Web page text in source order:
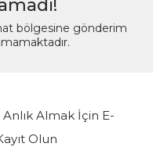
bölgesine gönderim
Almak İçin E-
Olun